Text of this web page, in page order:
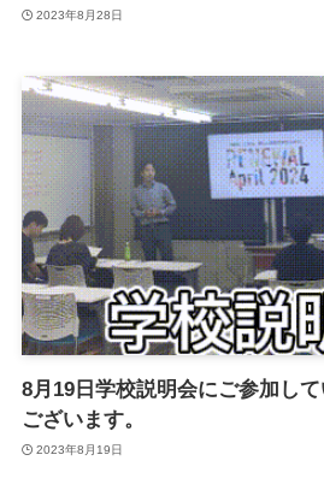
2023年8月28日
8月19日学校説明会にご参加し
ございます。
2023年8月19日